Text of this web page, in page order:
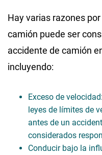
Hay varias razones
camión puede ser
accidente de camión
incluyendo:
Exceso de
leyes de límites de
antes de un
considerados
Conducir bajo la